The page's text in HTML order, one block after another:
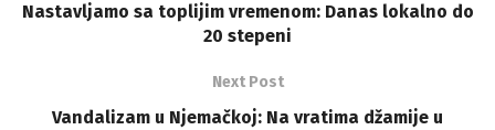
Nastavljamo sa toplijim vremenom: Danas lokalno do
20 stepeni
Next Post
Vandalizam u Njemačkoj: Na vratima džamije u